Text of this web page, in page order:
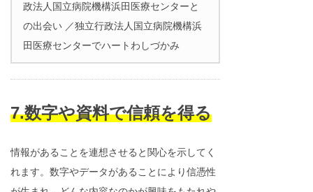
政法人国立病院機構浜田医療センターと
の出会い ／独立行政法人国立病院機構浜
田医療センターでハートわしづかみ
7.数字や資料で信頼を得る
情報があることを連想させると関心を示してく
れます。数字やデータがあることにより信憑性